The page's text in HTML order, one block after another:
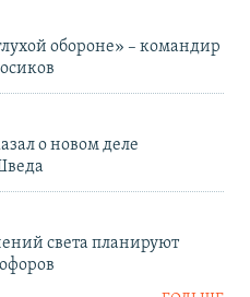
обороне» – командир
о новом деле
света планируют